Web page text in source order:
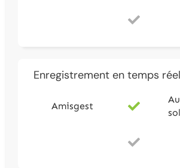
Enregistrement en temps réel
Amisgest